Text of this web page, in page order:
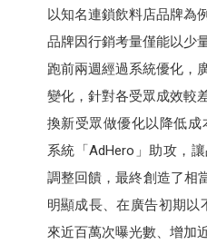
以知名連鎖飲料店品牌為
品牌因行銷考量僅能以少
跑前兩週經過系統優化，
變化，針對各受眾成效較
換新受眾做優化以降低
系統「AdHero」助攻，
調整回饋，最終創造了相
明顯成長、在廣告初期
來近百萬次曝光數、增加